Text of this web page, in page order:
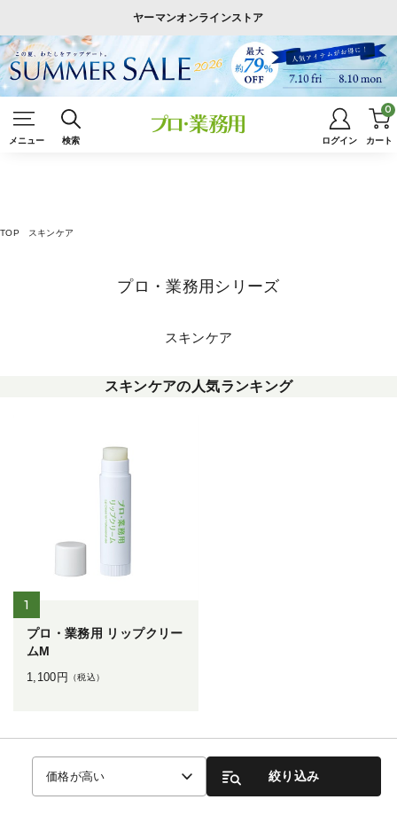
ヤーマンオンラインストア
メニュー 検索 ログイン カート
0
TOP スキンケア
プロ・業務用シリーズ
スキンケア
スキンケアの人気ランキング
1
プロ・業務用 リップクリー
ムM
1,100円 （税込）
価格が高い 絞り込み